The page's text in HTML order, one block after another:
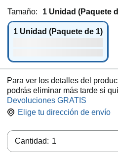
Tamaño: 1 Unidad (Paquete
1 Unidad (Paquete de 1)
Para ver los detalles del
podrás eliminar más tarde si
Devoluciones GRATIS
Elige tu dirección de envío
Cantidad: 1